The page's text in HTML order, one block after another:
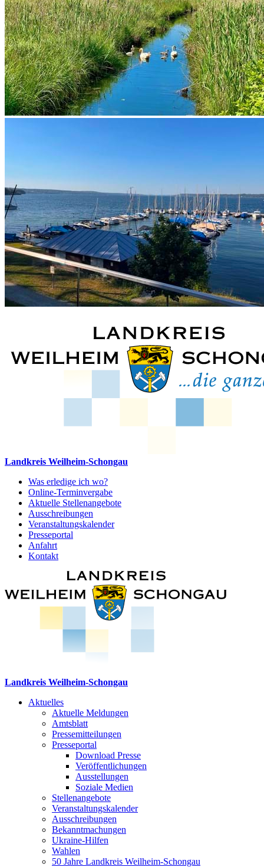
Landkreis Weilheim-Schongau
Was erledige ich wo?
Online-Terminvergabe
Aktuelle Stellenangebote
Ausschreibungen
Veranstaltungskalender
Presseportal
Anfahrt
Kontakt
Landkreis Weilheim-Schongau
Aktuelles
Aktuelle Meldungen
Amtsblatt
Pressemitteilungen
Presseportal
Download Presse
Veröffentlichungen
Ausstellungen
Soziale Medien
Stellenangebote
Veranstaltungskalender
Ausschreibungen
Bekanntmachungen
Ukraine-Hilfen
Wahlen
50 Jahre Landkreis Weilheim-Schongau